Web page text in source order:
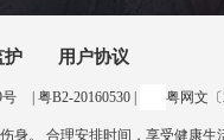
护 用户协议
号 | 粤B2-20160530 | 粤网文〔
。 合理安排时间，享受健康生